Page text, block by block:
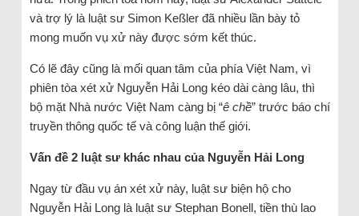
và trợ lý là luật sư Simon Keßler đã nhiều lần bày tỏ
mong muốn vụ xử này được sớm kết thúc.
Có lẽ đây cũng là mối quan tâm của phía Việt Nam, vì
phiên tòa xét xử Nguyễn Hải Long kéo dài càng lâu, thì
bộ mặt Nhà nước Việt Nam càng bị “ê chề” trước báo chí
truyền thông quốc tế và công luận thế giới.
Vấn đề 2 luật sư khác nhau của Nguyễn Hải Long
Ngay từ đầu vụ án xét xử này, luật sư biện hộ cho
Nguyễn Hải Long là luật sư Stephan Bonell, tiền thù lao